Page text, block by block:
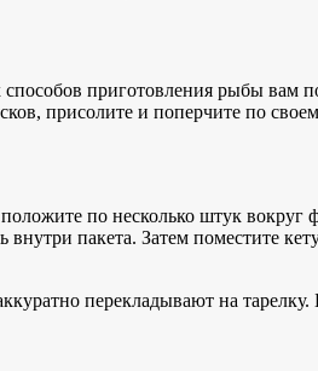
приготовления рыбы вам
присолите и поперчите по
по несколько штук вокруг
внутри пакета. Затем поместите
перекладывают на